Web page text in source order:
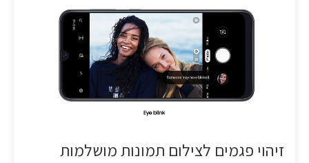
זיהוי פגמים לצילום תמונות מושלמות